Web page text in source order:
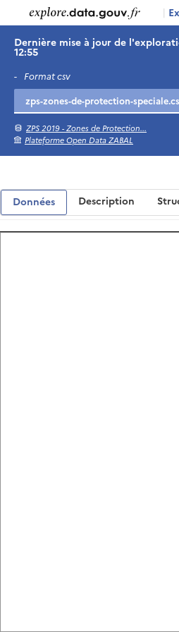
|
Dernière mise à jour de
12:55
- Format csv
ZPS 2019 - Zones de Protection...
Plateforme Open Data ZABAL
Données Description